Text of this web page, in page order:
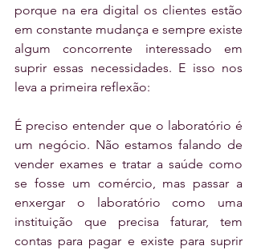
porque na era digital os clientes estão
em constante mudança e sempre existe
algum concorrente interessado em
suprir essas necessidades. E isso nos
leva a primeira reflexão:
É preciso entender que o laboratório é
um negócio. Não estamos falando de
vender exames e tratar a saúde como
se fosse um comércio, mas passar a
enxergar o laboratório como uma
instituição que precisa faturar, tem
contas para pagar e existe para suprir